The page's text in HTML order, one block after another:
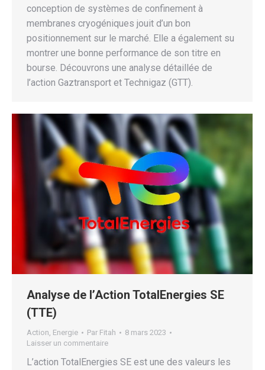
conception de systèmes de confinement à
membranes cryogéniques jouit d’un bon
positionnement sur le marché. Elle a également su
montrer une bonne performance de son titre en
bourse. Découvrons une analyse détaillée de
l’action Gaztransport et Technigaz (GTT).
Analyse de l’Action TotalEnergies SE
(TTE)
Action Energie Par Fitah
8 mars 2023
Laisser un commentaire
L’action TotalEnergies SE est une des valeurs les